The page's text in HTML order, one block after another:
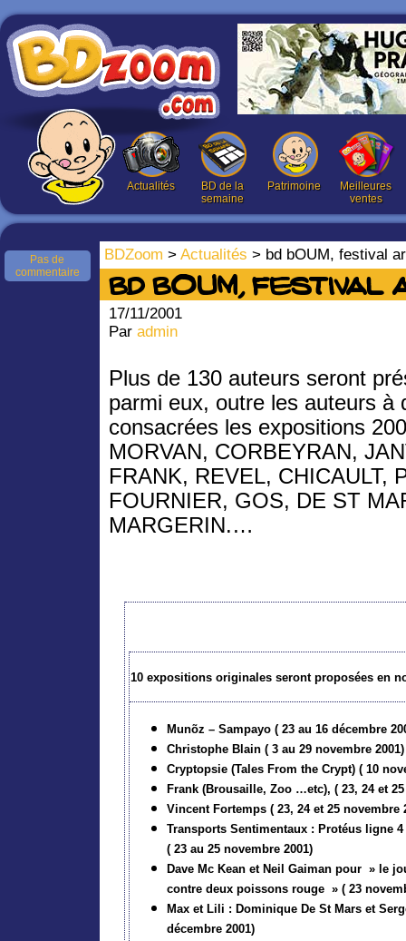
Actualités
BD de la
semaine
Patrimoine
Meilleures
ventes
BDZoom > Actualités > bd bOUM, festival
Pas de
commentaire
bd bOUM,
17/11/2001
Par admin
Plus de 130 auteurs seront
parmi eux, outre les auteurs à
consacrées les expositions
MORVAN, CORBEYRAN,
FRANK, REVEL, CHICAULT,
FOURNIER, GOS, DE ST
MARGERIN.…
10 expositions originales seront proposées en
Munõz – Sampayo ( 23 au 16 décembre
Christophe Blain ( 3 au 29 novembre 2001)
Cryptopsie (Tales From the Crypt) ( 10
Frank (Brousaille, Zoo …etc), ( 23, 24 et
Vincent Fortemps ( 23, 24 et 25 novembre
Transports Sentimentaux : Protéus ligne
( 23 au 25 novembre 2001)
Dave Mc Kean et Neil Gaiman pour » le
contre deux poissons rouge » ( 23
Max et Lili : Dominique De St Mars et
décembre 2001)